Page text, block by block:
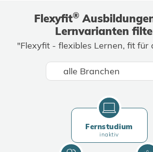
Flexyfit®
Lernvarianten
"Flexyfit - flexibles Lernen, fit für
Fernstudium
inaktiv